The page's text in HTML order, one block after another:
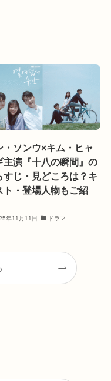
・ソンウ×キム・ヒャ
主演『十八の瞬間』の
すじ・見どころは？キ
ト・登場人物もご紹
年11月11日 ドラマ